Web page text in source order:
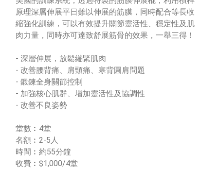
原理深層伸展平日難以伸展的筋膜，同時配合等長收
縮強化訓練，可以有效提升關節靈活性、穩定性及肌
肉力量，同時亦可達致舒展筋骨的效果，一舉三得！
- 深層伸展，放鬆繃緊肌肉
- 改善腰背痛、肩頸痛、寒背圓肩問題
- 鍛鍊全身關節控制
- 加強核心肌群、增加靈活性及協調性
- 改善不良姿勢
堂數︰4堂
名額︰2-5人
時間︰約55分鐘
收費︰$1,000/4堂